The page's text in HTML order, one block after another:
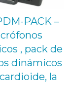
PACK –
, pack de
dinámicos
la